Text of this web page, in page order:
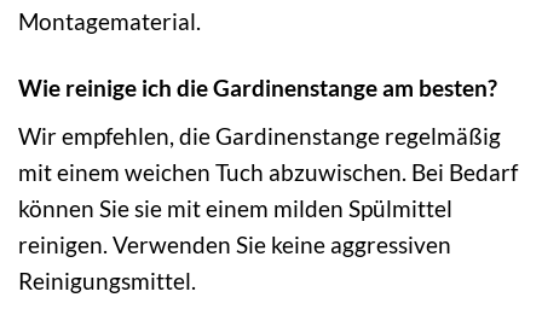
Montagematerial.
Wie reinige ich die Gardinenstange am besten?
Wir empfehlen, die Gardinenstange regelmäßig
mit einem weichen Tuch abzuwischen. Bei Bedarf
können Sie sie mit einem milden Spülmittel
reinigen. Verwenden Sie keine aggressiven
Reinigungsmittel.